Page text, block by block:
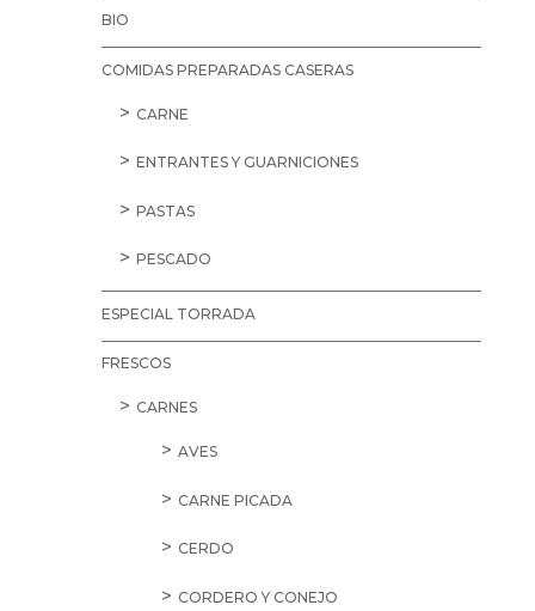
BIO
COMIDAS PREPARADAS CASERAS
CARNE
ENTRANTES Y GUARNICIONES
PASTAS
PESCADO
ESPECIAL TORRADA
FRESCOS
CARNES
AVES
CARNE PICADA
CERDO
CORDERO Y CONEJO